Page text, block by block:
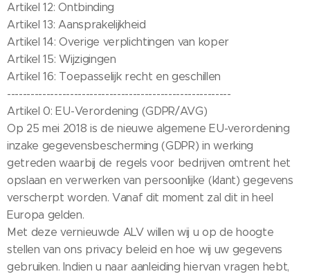
Artikel 12: Ontbinding
Artikel 13: Aansprakelijkheid
Artikel 14: Overige verplichtingen van koper
Artikel 15: Wijzigingen
Artikel 16: Toepasselijk recht en geschillen
---------------------------------------------------------
Artikel 0: EU-Verordening (GDPR/AVG)
Op 25 mei 2018 is de nieuwe algemene EU-verordening
inzake gegevensbescherming (GDPR) in werking
getreden waarbij de regels voor bedrijven omtrent het
opslaan en verwerken van persoonlijke (klant) gegevens
verscherpt worden. Vanaf dit moment zal dit in heel
Europa gelden.
Met deze vernieuwde ALV willen wij u op de hoogte
stellen van ons privacy beleid en hoe wij uw gegevens
gebruiken. Indien u naar aanleiding hiervan vragen hebt,